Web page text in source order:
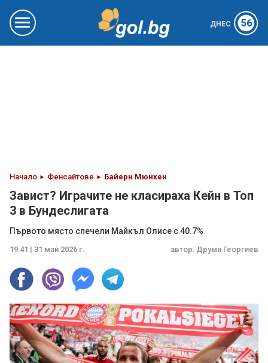
ДНЕС 56
Начало Фенсайтове Байерн Мюнхен
Завист? Играчите не класираха Кейн в Топ
3 в Бундеслигата
Първото място спечели Майкъл Олисе с 40.7%
19:41 | 31 май 2026 г. автор: Друми Георгиев